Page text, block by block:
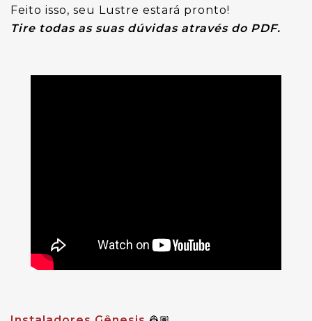
Feito isso, seu Lustre estará pronto!
Tire todas as suas dúvidas através do PDF.